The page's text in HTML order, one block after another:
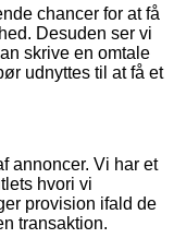
chancer for at få
Desuden ser vi
skrive en omtale
udnyttes til at få et
annoncer. Vi har et
hvori vi
provision ifald de
transaktion.